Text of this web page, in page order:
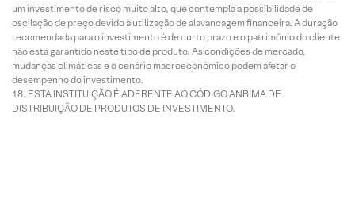
um investimento de risco muito alto, que contempla a possibilidade de
oscilação de preço devido à utilização de alavancagem financeira. A duração
recomendada para o investimento é de curto prazo e o patrimônio do cliente
não está garantido neste tipo de produto. As condições de mercado,
mudanças climáticas e o cenário macroeconômico podem afetar o
desempenho do investimento.
ESTA INSTITUIÇÃO É ADERENTE AO CÓDIGO ANBIMA DE
DISTRIBUIÇÃO DE PRODUTOS DE INVESTIMENTO.